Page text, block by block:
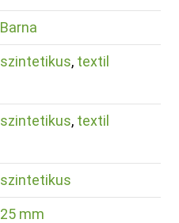
Barna
szintetikus, textil
szintetikus, textil
szintetikus
25 mm